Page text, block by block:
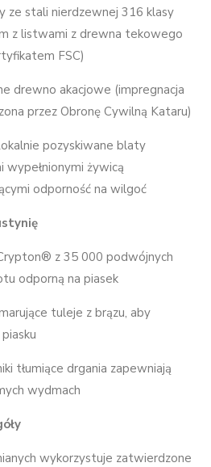
ze stali nierdzewnej 316 klasy
z listwami z drewna tekowego
FSC)
drewno akacjowe (impregnacja
przez Obronę Cywilną Kataru)
pozyskiwane blaty
wypełnionymi żywicą
odporność na wilgoć
z 35 000 podwójnych
odporną na piasek
tuleje z brązu, aby
tłumiące drgania zapewniają
wydmach
wykorzystuje zatwierdzone